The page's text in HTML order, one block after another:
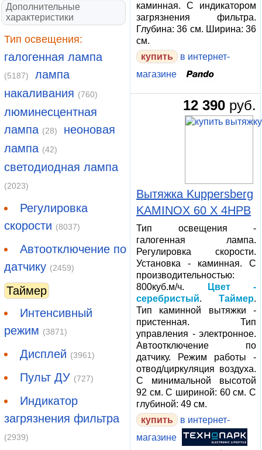
Дополнительные
характеристики
Тип освещения:
галогенная лампа
(5187)
лампа
накаливания (760)
люминесцентная
лампа (28)
неоновая
лампа (42)
светодиодная лампа
(2023)
Регулировка
скорости (8037)
Автоотключение по
датчику (2459)
Таймер
Интенсивный
режим (3871)
Дисплей (3961)
Пульт ДУ (727)
Индикатор
загрязнения фильтра
(2939)
каминная. С индикатором
загрязнения фильтра.
Глубина: 36 см. Ширина: 36
см.
купить
в интернет-
магазине
12 390 руб.
Вытяжка Kuppersberg
KAMINOX 60 X 4HPB
Тип освещения -
галогенная лампа.
Регулировка скорости.
Установка - каминная. С
производительностью:
800куб.м/ч.
Цвет -
серебристый. Таймер.
Тип каминной вытяжки -
пристенная. Тип
управления - электронное.
Автоотключение по
датчику. Режим работы -
отвод/циркуляция воздуха.
С минимальной высотой
92 см. С шириной: 60 см. С
глубиной: 49 см.
в интернет-
магазине